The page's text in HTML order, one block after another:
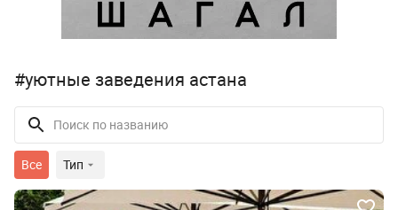
#уютные заведения астана
Все Тип